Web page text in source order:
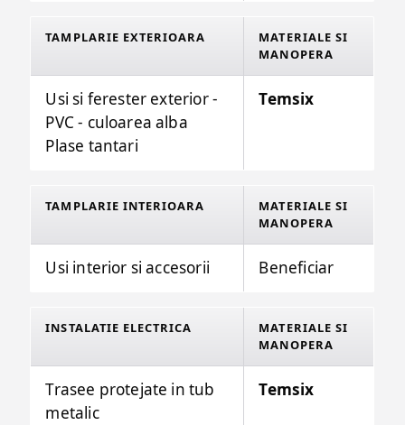
TAMPLARIE EXTERIOARA
MATERIALE SI
MANOPERA
Usi si ferester exterior -
PVC - culoarea alba
Plase tantari
Temsix
TAMPLARIE INTERIOARA
MATERIALE SI
MANOPERA
Usi interior si accesorii Beneficiar
INSTALATIE ELECTRICA
MATERIALE SI
MANOPERA
Trasee protejate in tub
metalic
Temsix